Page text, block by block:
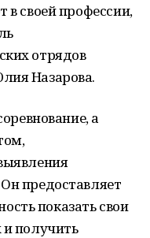
в своей профессии,
отрядов
Назарова.
а
предоставляет
показать свои
получить